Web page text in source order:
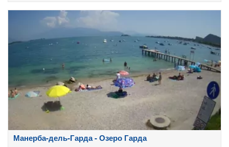
Манерба-дель-Гарда - Озеро Гарда